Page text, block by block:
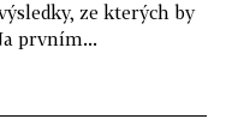
ze kterých by
prvním...